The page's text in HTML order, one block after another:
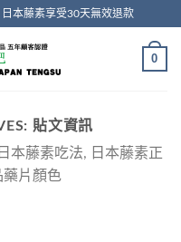
本藤素享受30天無效退款
0
貼文資訊
本藤素吃法, 日本藤素正
藥片顏色